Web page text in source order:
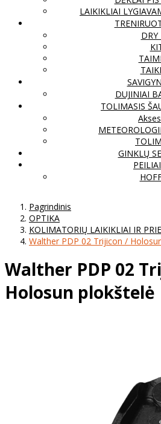
LAIKIKLIAI
DRY
DUJINIAI
TOLIMASIS
GINKLŲ
PEILIAI
Pagrindinis
OPTIKA
KOLIMATORIŲ LAIKIKLIAI IR
Walther PDP 02 Trijicon /
Walther PDP 02
Holosun plokštelė